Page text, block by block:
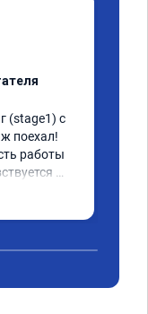
(stage1) с
поехал!
работы